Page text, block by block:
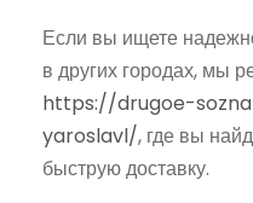
Если вы ищете
в других городах, мы
https://drugoe-
yaroslavl/, где вы
быструю доставку.